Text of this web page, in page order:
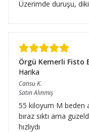
Üzerimde duruşu,
Örgü Kemerli Fisto
Harika
CansuK.
Satın Alınmış
55 kiloyum M beden
bıraz sıktı ama
hızlıydı